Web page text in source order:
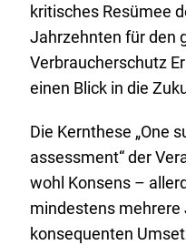
kritisches Resümee
Jahrzehnten für den
Verbraucherschutz
einen Blick in die
Die Kernthese „One
assessment“ der
wohl Konsens –
mindestens mehrere
konsequenten